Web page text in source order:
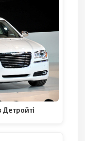
Детройті